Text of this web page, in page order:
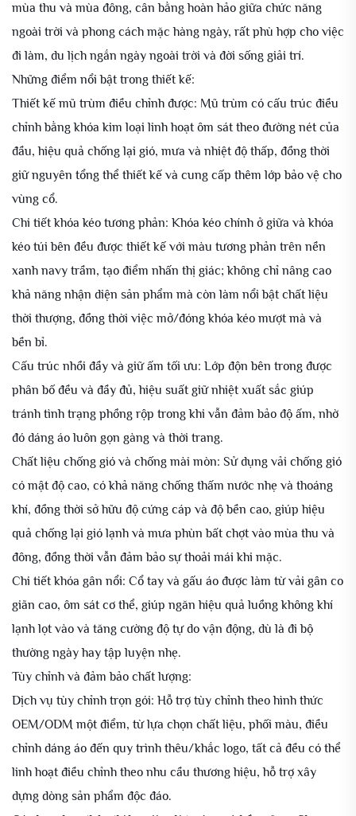
mùa thu và mùa đông, cân bằng hoàn hảo giữa chức năng
ngoài trời và phong cách mặc hàng ngày, rất phù hợp cho việc
đi làm, du lịch ngắn ngày ngoài trời và đời sống giải trí.
Những điểm nổi bật trong thiết kế:
Thiết kế mũ trùm điều chỉnh được: Mũ trùm có cấu trúc điều
chỉnh bằng khóa kim loại linh hoạt ôm sát theo đường nét của
đầu, hiệu quả chống lại gió, mưa và nhiệt độ thấp, đồng thời
giữ nguyên tổng thể thiết kế và cung cấp thêm lớp bảo vệ cho
vùng cổ.
Chi tiết khóa kéo tương phản: Khóa kéo chính ở giữa và khóa
kéo túi bên đều được thiết kế với màu tương phản trên nền
xanh navy trầm, tạo điểm nhấn thị giác; không chỉ nâng cao
khả năng nhận diện sản phẩm mà còn làm nổi bật chất liệu
thời thượng, đồng thời việc mở/đóng khóa kéo mượt mà và
bền bỉ.
Cấu trúc nhồi đầy và giữ ấm tối ưu: Lớp độn bên trong được
phân bố đều và đầy đủ, hiệu suất giữ nhiệt xuất sắc giúp
tránh tình trạng phồng rộp trong khi vẫn đảm bảo độ ấm, nhờ
đó dáng áo luôn gọn gàng và thời trang.
Chất liệu chống gió và chống mài mòn: Sử dụng vải chống gió
có mật độ cao, có khả năng chống thấm nước nhẹ và thoáng
khí, đồng thời sở hữu độ cứng cáp và độ bền cao, giúp hiệu
quả chống lại gió lạnh và mưa phùn bất chợt vào mùa thu và
đông, đồng thời vẫn đảm bảo sự thoải mái khi mặc.
Chi tiết khóa gân nổi: Cổ tay và gấu áo được làm từ vải gân co
giãn cao, ôm sát cơ thể, giúp ngăn hiệu quả luồng không khí
lạnh lọt vào và tăng cường độ tự do vận động, dù là đi bộ
thường ngày hay tập luyện nhẹ.
Tùy chỉnh và đảm bảo chất lượng:
Dịch vụ tùy chỉnh trọn gói: Hỗ trợ tùy chỉnh theo hình thức
OEM/ODM một điểm, từ lựa chọn chất liệu, phối màu, điều
chỉnh dáng áo đến quy trình thêu/khắc logo, tất cả đều có thể
linh hoạt điều chỉnh theo nhu cầu thương hiệu, hỗ trợ xây
dựng dòng sản phẩm độc đáo.